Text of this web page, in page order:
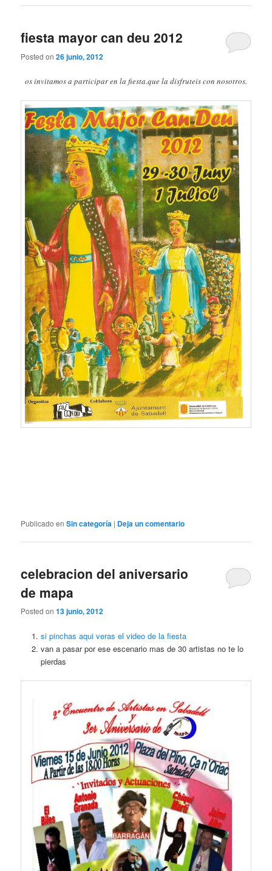
fiesta mayor can deu 2012
Posted on26 junio, 2012
os invitamos a participar en la fiesta.que la disfruteis con nosotros.
Publicado en Sin categoría | Deja un comentario
celebracion del aniversario
de mapa
Posted on13 junio, 2012
si pinchas aqui veras el video de la fiesta
van a pasar por ese escenario mas de 30 artistas no te lo
pierdas